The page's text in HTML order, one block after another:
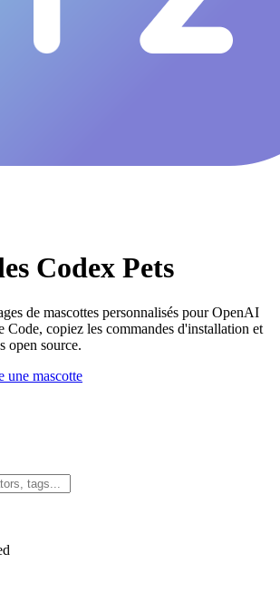
Codex Pets
de mascottes personnalisés pour OpenAI
copiez les commandes d'installation et
open source.
une mascotte